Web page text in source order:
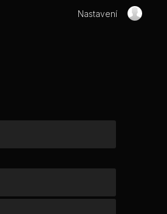
Nastavení